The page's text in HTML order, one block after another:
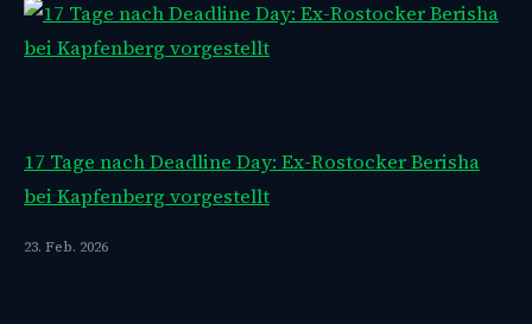
17 Tage nach Deadline Day: Ex-Rostocker Berisha
bei Kapfenberg vorgestellt
23. Feb. 2026